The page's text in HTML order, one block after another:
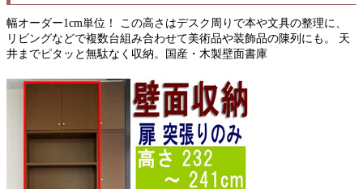
幅オーダー1cm単位！ この高さはデスク周りで本や文具の整理に、
リビングなどで複数台組み合わせて美術品や装飾品の陳列にも。 天
井までピタッと無駄なく収納。国産・木製壁面書庫